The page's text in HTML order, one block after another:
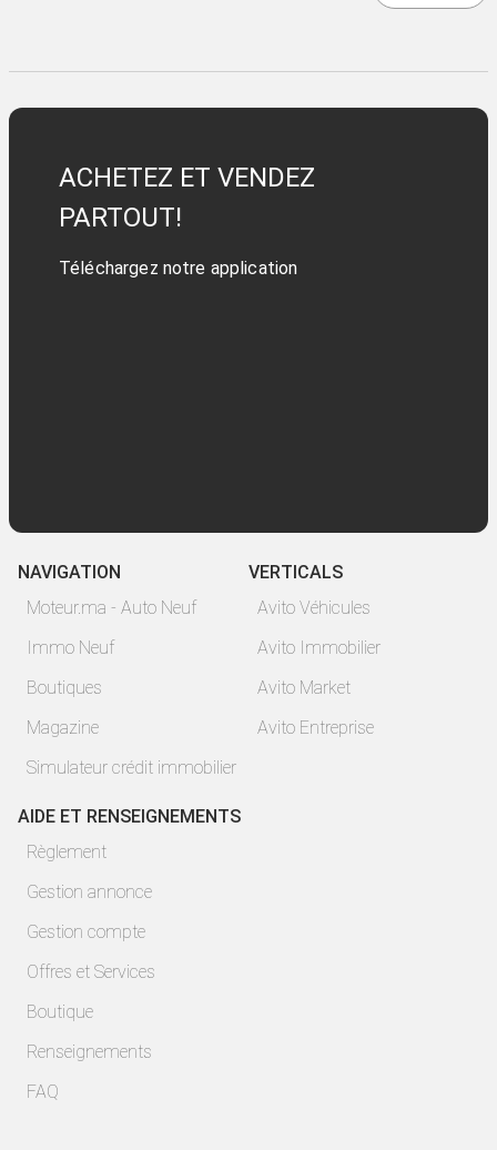
ACHETEZ ET VENDEZ
PARTOUT!
Téléchargez notre application
NAVIGATION
Moteur.ma - Auto Neuf
Immo Neuf
Boutiques
Magazine
Simulateur crédit immobilier
VERTICALS
Avito Véhicules
Avito Immobilier
Avito Market
Avito Entreprise
AIDE ET RENSEIGNEMENTS
Règlement
Gestion annonce
Gestion compte
Offres et Services
Boutique
Renseignements
FAQ